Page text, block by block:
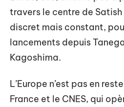
travers le centre de
discret mais constant,
lancements depuis
Kagoshima.
L’Europe n’est pas en
France et le CNES, qui